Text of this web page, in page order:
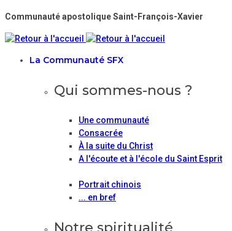
Communauté apostolique Saint-François-Xavier
La Communauté SFX
Qui sommes-nous ?
Une communauté
Consacrée
À la suite du Christ
A l'écoute et à l'école du Saint Esprit
Portrait chinois
... en bref
Notre spiritualité